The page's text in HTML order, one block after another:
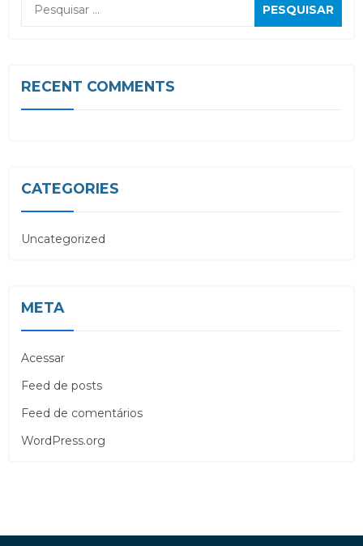
por:
RECENT COMMENTS
CATEGORIES
Uncategorized
META
Acessar
Feed de posts
Feed de comentários
WordPress.org